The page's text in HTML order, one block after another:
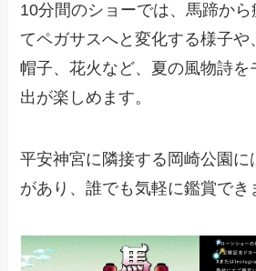
10分間のショーでは、馬蹄か
てペガサスへと変化する様子や
帽子、花火など、夏の風物詩を
出が楽しめます。
平安神宮に隣接する岡崎公園に
があり、誰でも気軽に鑑賞でき